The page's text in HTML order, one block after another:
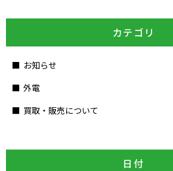
カテゴリ
お知らせ
外電
買取・販売について
日付